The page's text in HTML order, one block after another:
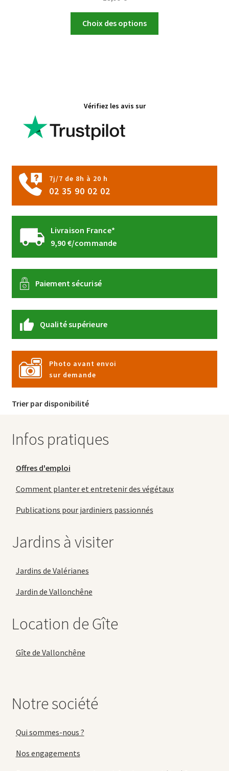
Choix des options
Vérifiez les avis sur
7j/7 de 8h à 20 h
02 35 90 02 02
Livraison France*
9,90 €/commande
Paiement sécurisé
Qualité supérieure
Photo avant envoi
sur demande
Trier par disponibilité
Infos pratiques
Offres d'emploi
Comment planter et entretenir des végétaux
Publications pour jardiniers passionnés
Jardins à visiter
Jardins de Valérianes
Jardin de Vallonchêne
Location de Gîte
Gîte de Vallonchêne
Notre société
Qui sommes-nous ?
Nos engagements